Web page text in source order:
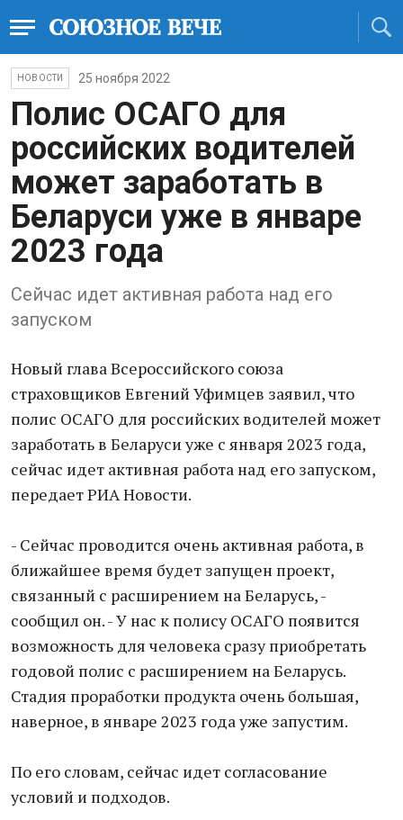
НОВОСТИ 25 ноября 2022
Полис ОСАГО для
российских водителей
может заработать в
Беларуси уже в январе
2023 года
Сейчас идет активная работа над его
запуском
Новый глава Всероссийского союза
страховщиков Евгений Уфимцев заявил, что
полис ОСАГО для российских водителей может
заработать в Беларуси уже с января 2023 года,
сейчас идет активная работа над его запуском,
передает РИА Новости.
- Сейчас проводится очень активная работа, в
ближайшее время будет запущен проект,
связанный с расширением на Беларусь, -
сообщил он. - У нас к полису ОСАГО появится
возможность для человека сразу приобретать
годовой полис с расширением на Беларусь.
Стадия проработки продукта очень большая,
наверное, в январе 2023 года уже запустим.
По его словам, сейчас идет согласование
условий и подходов.